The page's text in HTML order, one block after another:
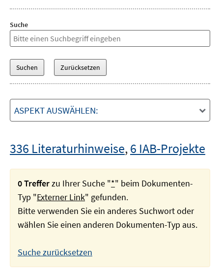
Suche
ASPEKT AUSWÄHLEN:
336 Literaturhinweise,6 IAB-Projekte
0 Trefferzu Ihrer Suche "*" beim Dokumenten-
Typ "Externer Link" gefunden.
Bitte verwenden Sie ein anderes Suchwort oder
wählen Sie einen anderen Dokumenten-Typ aus.
Suche zurücksetzen